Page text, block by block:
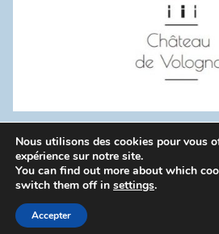
WordPress Theme:
Politique de confidentialité
Nous utilisons des cookies pour vous
expérience sur notre site.
You can find out more about which
switch them off in settings.
Accepter